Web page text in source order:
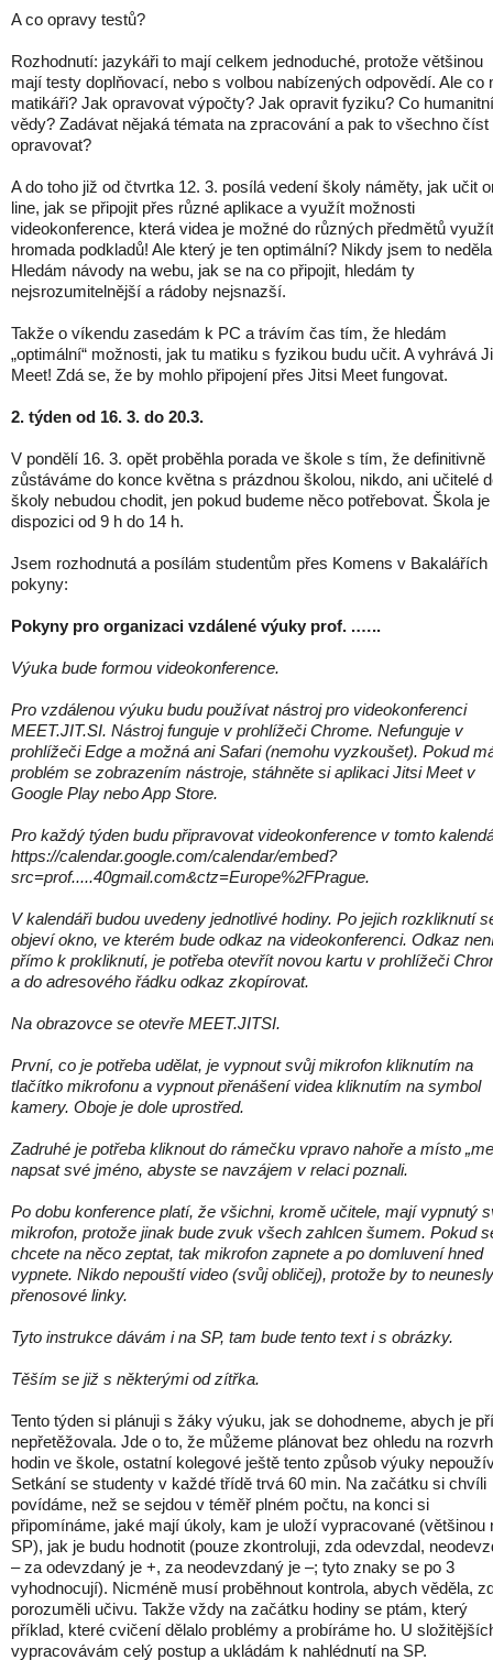
A co opravy testů?
Rozhodnutí: jazykáři to mají celkem jednoduché, protože většinou
mají testy doplňovací, nebo s volbou nabízených odpovědí. Ale co
matikáři? Jak opravovat výpočty? Jak opravit fyziku? Co humanitní
vědy? Zadávat nějaká témata na zpracování a pak to všechno číst
opravovat?
A do toho již od čtvrtka 12. 3. posílá vedení školy náměty, jak učit
line, jak se připojit přes různé aplikace a využít možnosti
videokonference, která videa je možné do různých předmětů
hromada podkladů! Ale který je ten optimální? Nikdy jsem to
Hledám návody na webu, jak se na co připojit, hledám ty
nejsrozumitelnější a rádoby nejsnazší.
Takže o víkendu zasedám k PC a trávím čas tím, že hledám
„optimální“ možnosti, jak tu matiku s fyzikou budu učit. A vyhrává
Meet! Zdá se, že by mohlo připojení přes Jitsi Meet fungovat.
2. týden od 16. 3. do 20.3.
V pondělí 16. 3. opět proběhla porada ve škole s tím, že definitivně
zůstáváme do konce května s prázdnou školou, nikdo, ani učitelé
školy nebudou chodit, jen pokud budeme něco potřebovat. Škola
dispozici od 9 h do 14 h.
Jsem rozhodnutá a posílám studentům přes Komens v Bakalářích
pokyny:
Pokyny pro organizaci vzdálené výuky prof. .…..
Výuka bude formou videokonference.
Pro vzdálenou výuku budu používat nástroj pro videokonferenci
MEET.JIT.SI. Nástroj funguje v prohlížeči Chrome. Nefunguje v
prohlížeči Edge a možná ani Safari (nemohu vyzkoušet). Pokud
problém se zobrazením nástroje, stáhněte si aplikaci Jitsi Meet v
Google Play nebo App Store.
Pro každý týden budu připravovat videokonference v tomto
https://calendar.google.com/calendar/embed?
src=prof.....40gmail.com&ctz=Europe%2FPrague.
V kalendáři budou uvedeny jednotlivé hodiny. Po jejich rozkliknutí
objeví okno, ve kterém bude odkaz na videokonferenci. Odkaz
přímo k prokliknutí, je potřeba otevřít novou kartu v prohlížeči
a do adresového řádku odkaz zkopírovat.
Na obrazovce se otevře MEET.JITSI.
První, co je potřeba udělat, je vypnout svůj mikrofon kliknutím na
tlačítko mikrofonu a vypnout přenášení videa kliknutím na symbol
kamery. Oboje je dole uprostřed.
Zadruhé je potřeba kliknout do rámečku vpravo nahoře a místo
napsat své jméno, abyste se navzájem v relaci poznali.
Po dobu konference platí, že všichni, kromě učitele, mají vypnutý
mikrofon, protože jinak bude zvuk všech zahlcen šumem. Pokud
chcete na něco zeptat, tak mikrofon zapnete a po domluvení hned
vypnete. Nikdo nepouští video (svůj obličej), protože by to neunesly
přenosové linky.
Tyto instrukce dávám i na SP, tam bude tento text i s obrázky.
Těším se již s některými od zítřka.
Tento týden si plánuji s žáky výuku, jak se dohodneme, abych je
nepřetěžovala. Jde o to, že můžeme plánovat bez ohledu na rozvrh
hodin ve škole, ostatní kolegové ještě tento způsob výuky
Setkání se studenty v každé třídě trvá 60 min. Na začátku si chvíli
povídáme, než se sejdou v téměř plném počtu, na konci si
připomínáme, jaké mají úkoly, kam je uloží vypracované (většinou
SP), jak je budu hodnotit (pouze zkontroluji, zda odevzdal,
– za odevzdaný je +, za neodevzdaný je –; tyto znaky se po 3
vyhodnocují). Nicméně musí proběhnout kontrola, abych věděla,
porozuměli učivu. Takže vždy na začátku hodiny se ptám, který
příklad, které cvičení dělalo problémy a probíráme ho. U
vypracovávám celý postup a ukládám k nahlédnutí na SP.